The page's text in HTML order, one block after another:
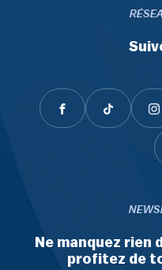
Ne manquez
profitez de